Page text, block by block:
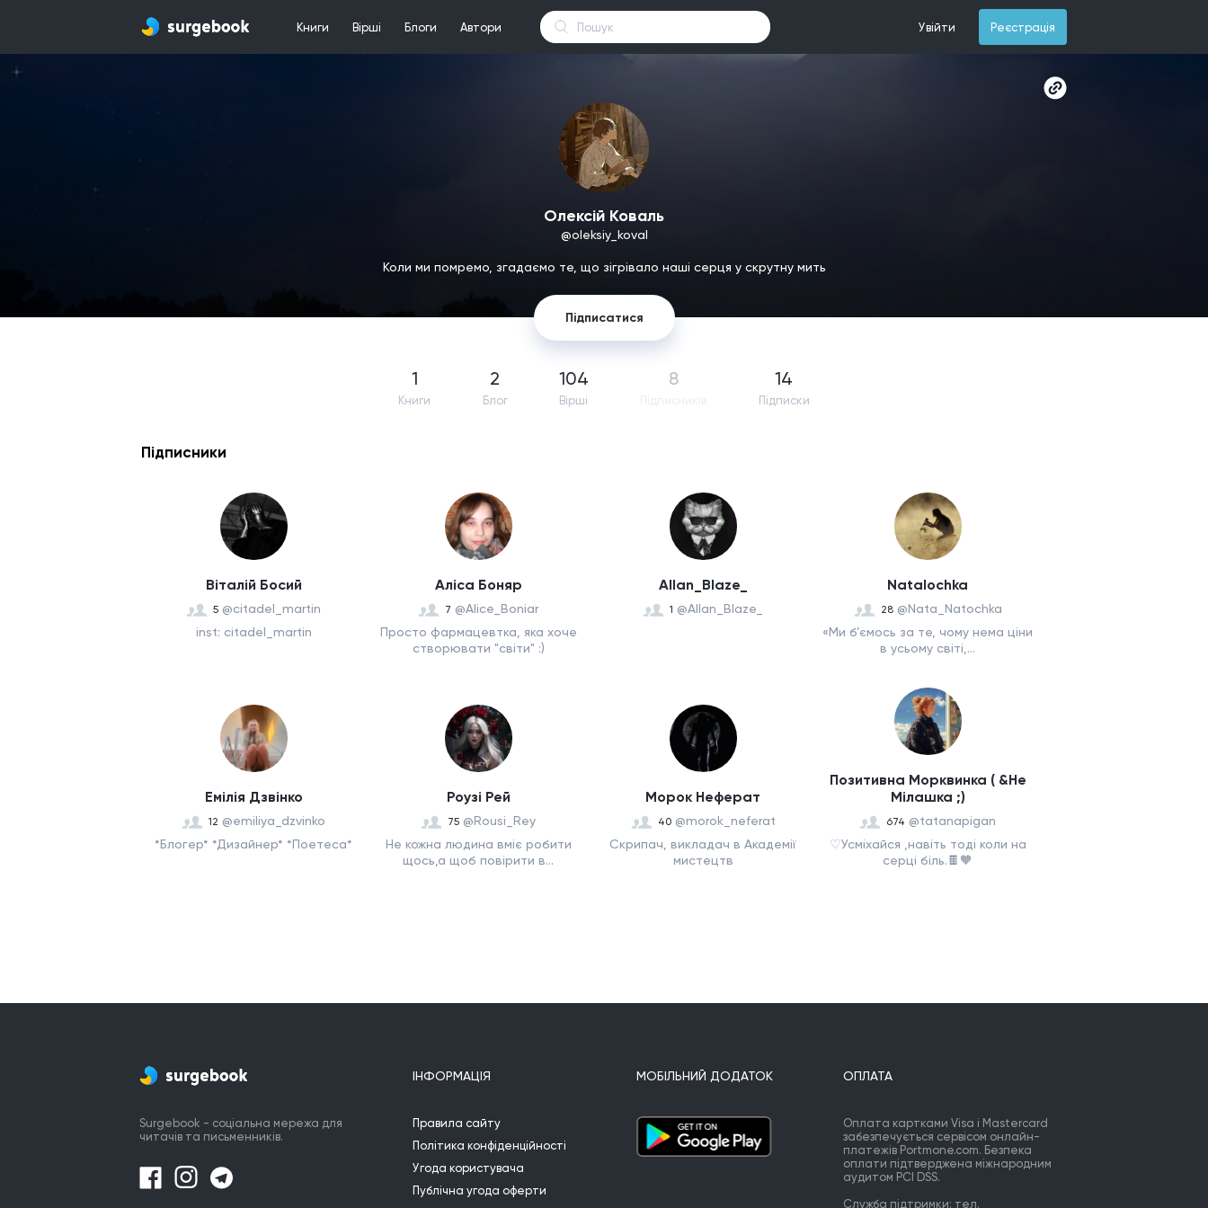
Книги Вірші Блоги Автори Увійти Реєстрація
Олексій Коваль
@oleksiy_koval
Коли ми помремо, згадаємо те, що зігрівало наші серця у скрутну мить
Підписатися
1
Книги
2
Блог
104
Вірші
8 14
Підписки
Підписники
Віталій Босий
5 @citadel_martin
inst: citadel_martin
Аліса Боняр
7 @Alice_Boniar
Просто фармацевтка, яка хоче
створювати "світи" :)
Allan_Blaze_
1 @Allan_Blaze_
Natalochka
28 @Nata_Natochka
«Ми б’ємось за те, чому нема ціни
в усьому світі,...
Емілія Дзвінко
12 @emiliya_dzvinko
*Блогер* *Дизайнер* *Поетеса*
Роузі Рей
75 @Rousi_Rey
Не кожна людина вміє робити
щось,а щоб повірити в...
Морок Неферат
40 @morok_neferat
Скрипач, викладач в Академії
мистецтв
Позитивна Морквинка ( &Не
Мілашка ;)
674 @tatanapigan
♡Усміхайся ,навіть тоді коли на
серці біль.🍫🧡
Surgebook - соціальна мережа для
читачів та письменників.
ІНФОРМАЦІЯ
Правила сайту
Політика конфіденційності
Угода користувача
Публічна угода оферти
МОБІЛЬНИЙ ДОДАТОК ОПЛАТА
Оплата картками Visa і Mastercard
забезпечується сервісом онлайн-
платежів Portmone.com. Безпека
оплати підтверджена міжнародним
аудитом PCI DSS.
Служба підтримки: тел.